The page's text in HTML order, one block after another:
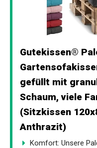
Gutekissen®
gefüllt mit
Schaum, viele
(Sitzkissen
Anthrazit)
Komfort: Unsere